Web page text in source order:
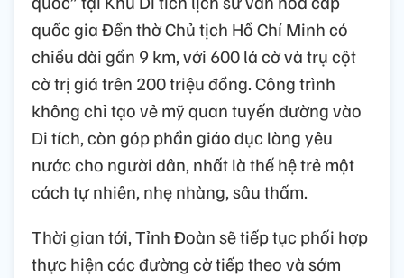
quốc gia Đền thờ Chủ tịch Hồ Chí Minh có
chiều dài gần 9 km, với 600 lá cờ và trụ cột
cờ trị giá trên 200 triệu đồng. Công trình
không chỉ tạo vẻ mỹ quan tuyến đường vào
Di tích, còn góp phần giáo dục lòng yêu
nước cho người dân, nhất là thế hệ trẻ một
cách tự nhiên, nhẹ nhàng, sâu thấm.
Thời gian tới, Tỉnh Đoàn sẽ tiếp tục phối hợp
thực hiện các đường cờ tiếp theo và sớm